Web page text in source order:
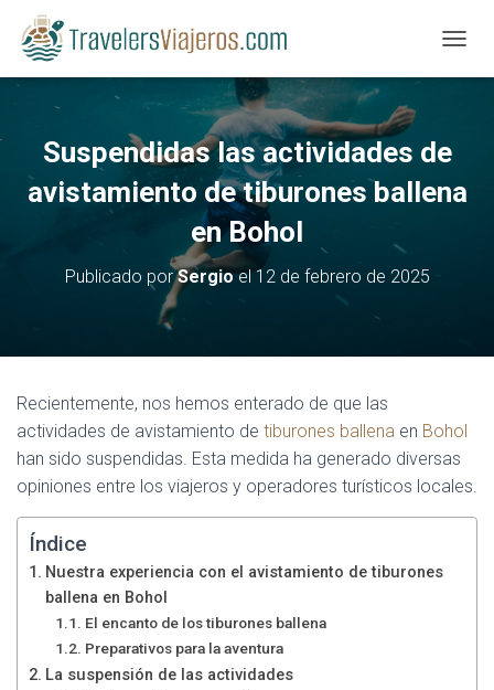
Suspendidas las actividades de
avistamiento de tiburones ballena
en Bohol
Publicado porSergioel 12 de febrero de 2025
Recientemente, nos hemos enterado de que las
actividades de avistamiento de tiburones ballena en Bohol
han sido suspendidas. Esta medida ha generado diversas
opiniones entre los viajeros y operadores turísticos locales.
Índice
Nuestra experiencia con el avistamiento de tiburones
ballena en Bohol
El encanto de los tiburones ballena
Preparativos para la aventura
La suspensión de las actividades